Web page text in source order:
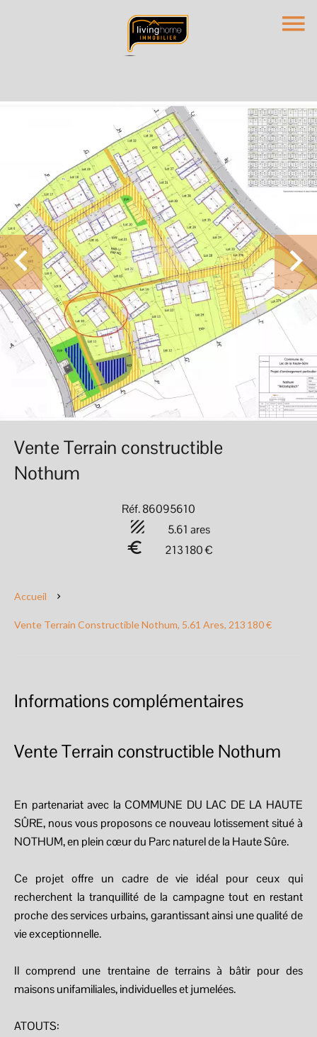
Vente Terrain constructible
Nothum
Réf. 86095610
5.61 ares
213 180 €
Accueil
Vente Terrain Constructible Nothum, 5.61 Ares, 213 180 €
Informations complémentaires
Vente Terrain constructible Nothum
En partenariat avec la COMMUNE DU LAC DE LA HAUTE
SÛRE, nous vous proposons ce nouveau lotissement situé à
NOTHUM, en plein cœur du Parc naturel de la Haute Sûre.
Ce projet offre un cadre de vie idéal pour ceux qui
recherchent la tranquillité de la campagne tout en restant
proche des services urbains, garantissant ainsi une qualité de
vie exceptionnelle.
Il comprend une trentaine de terrains à bâtir pour des
maisons unifamiliales, individuelles et jumelées.
ATOUTS: